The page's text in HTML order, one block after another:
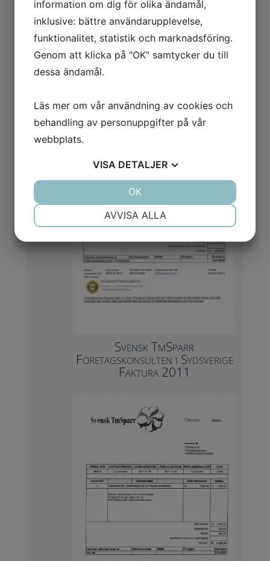
Företag/Produkt till Varningsarkivet den 16 juni
2017
Bildalbum
(Klicka på bilderna för att visa dem i full storlek)
Svensk TmSparr
Företagskonsulten i Sydsverige
Faktura 2011
information om dig för olika ändamål,
inklusive: bättre användarupplevelse,
funktionalitet, statistik och marknadsföring.
Genom att klicka på "OK" samtycker du till
dessa ändamål.
Läs mer om vår användning av cookies och
behandling av personuppgifter på vår
webbplats.
VISA DETALJER
STATISTIK
AVVISA ALLA
OK